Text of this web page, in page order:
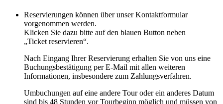
Reservierungen können über unser Kontaktformular
vorgenommen werden.
Klicken Sie dazu bitte auf den blauen Button neben
„Ticket reservieren“.
Nach Eingang Ihrer Reservierung erhalten Sie von uns eine
Buchungsbestätigung per E-Mail mit allen weiteren
Informationen, insbesondere zum Zahlungsverfahren.
Umbuchungen auf eine andere Tour oder ein anderes Datum
sind bis 48 Stunden vor Tourbeginn möglich und müssen von